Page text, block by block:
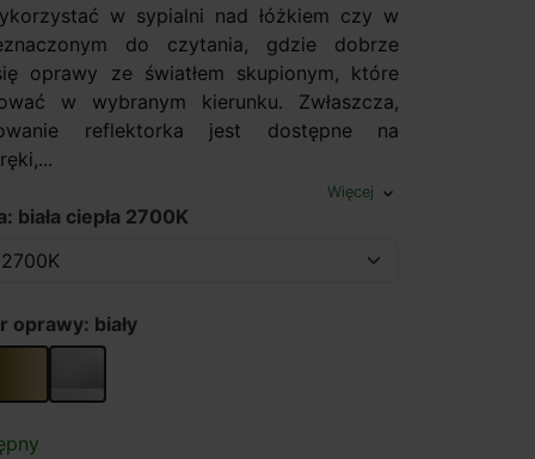
w sypialni nad łóżkiem czy w
do czytania, gdzie dobrze
oprawy ze światłem skupionym, które
w wybranym kierunku. Zwłaszcza,
reflektorka jest dostępne na
Więcej expand_more
biała ciepła 2700K
oprawy: biały
szary